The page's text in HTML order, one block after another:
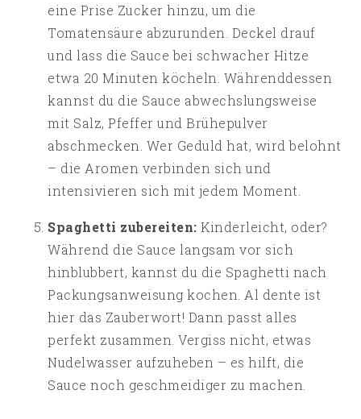
eine Prise Zucker hinzu, um die
Tomatensäure abzurunden. Deckel drauf
und lass die Sauce bei schwacher Hitze
etwa 20 Minuten köcheln. Währenddessen
kannst du die Sauce abwechslungsweise
mit Salz, Pfeffer und Brühepulver
abschmecken. Wer Geduld hat, wird belohnt
– die Aromen verbinden sich und
intensivieren sich mit jedem Moment.
Spaghetti zubereiten: Kinderleicht, oder?
Während die Sauce langsam vor sich
hinblubbert, kannst du die Spaghetti nach
Packungsanweisung kochen. Al dente ist
hier das Zauberwort! Dann passt alles
perfekt zusammen. Vergiss nicht, etwas
Nudelwasser aufzuheben – es hilft, die
Sauce noch geschmeidiger zu machen.